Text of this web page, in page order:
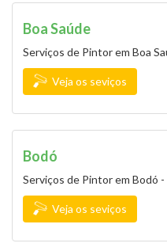
Boa Saúde
Serviços de Pintor em Boa
Veja os seviços
Bodó
Serviços de Pintor em Bodó -
Veja os seviços